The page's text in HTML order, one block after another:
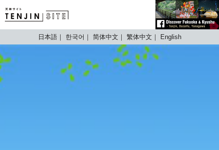
TENJIN SITE
日本語 한국어 简体中文 繁体中文 English